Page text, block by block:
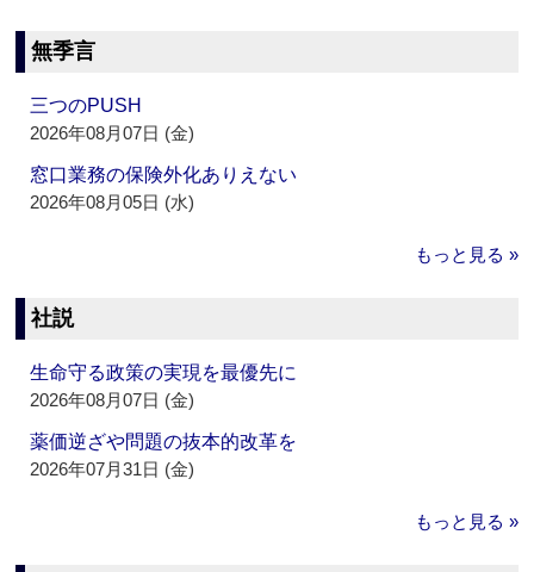
無季言
三つのPUSH
2026年08月07日 (金)
窓口業務の保険外化ありえない
2026年08月05日 (水)
もっと見る »
社説
生命守る政策の実現を最優先に
2026年08月07日 (金)
薬価逆ざや問題の抜本的改革を
2026年07月31日 (金)
もっと見る »